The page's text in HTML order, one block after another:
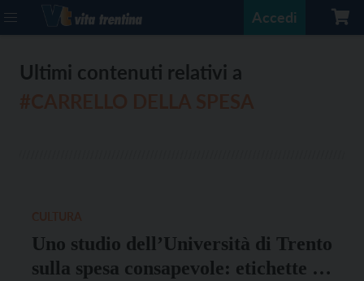
Accedi
Ultimi contenuti relativi a
Uno studio dell’Università di Trento
sulla spesa consapevole: etichette e